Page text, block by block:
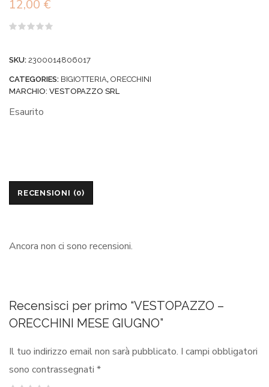
12,00 €
5
SKU: 2300014806017
CATEGORIES: BIGIOTTERIA, ORECCHINI
MARCHIO: VESTOPAZZO SRL
Esaurito
RECENSIONI (0)
Ancora non ci sono recensioni.
Recensisci per primo “VESTOPAZZO –
ORECCHINI MESE GIUGNO”
Il tuo indirizzo email non sarà pubblicato. I campi obbligatori
sono contrassegnati *